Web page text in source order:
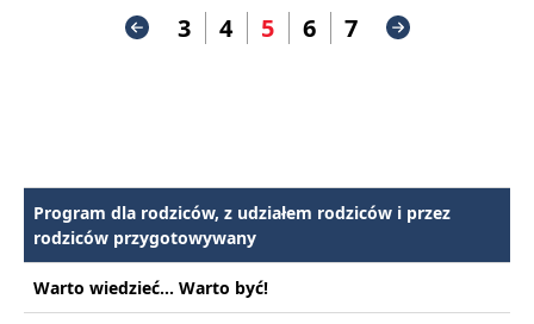
3 4 5 6 7
Program dla rodziców, z udziałem rodziców i przez
rodziców przygotowywany
Warto wiedzieć... Warto być!